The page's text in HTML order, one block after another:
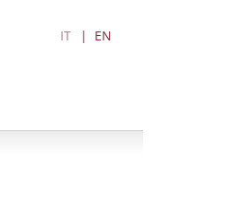
IT EN